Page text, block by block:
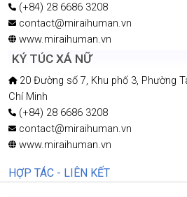
(+84) 28 6686 3208
contact@miraihuman.vn
www.miraihuman.vn
KÝ TÚC XÁ NỮ
20 Đường số 7, Khu phố 3, Phường
Chí Minh
(+84) 28 6686 3208
contact@miraihuman.vn
www.miraihuman.vn
HỢP TÁC - LIÊN KẾT